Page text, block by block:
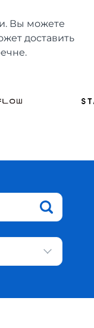
Вы можете
доставить